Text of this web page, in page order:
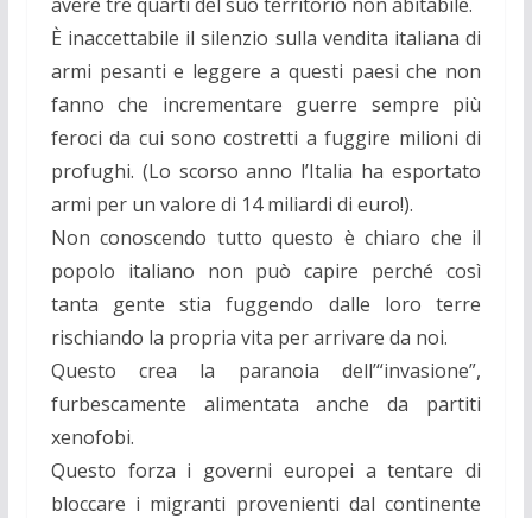
È inaccettabile il silenzio sulla vendita italiana di
armi pesanti e leggere a questi paesi che non
fanno che incrementare guerre sempre più
feroci da cui sono costretti a fuggire milioni di
profughi. (Lo scorso anno l’Italia ha esportato
armi per un valore di 14 miliardi di euro!).
Non conoscendo tutto questo è chiaro che il
popolo italiano non può capire perché così
tanta gente stia fuggendo dalle loro terre
rischiando la propria vita per arrivare da noi.
Questo crea la paranoia dell’“invasione”,
furbescamente alimentata anche da partiti
xenofobi.
Questo forza i governi europei a tentare di
bloccare i migranti provenienti dal continente